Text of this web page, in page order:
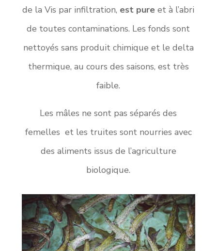
de la Vis par infiltration, est pureet à l’abri
de toutes contaminations. Les fonds sont
nettoyés sans produit chimique et le delta
thermique, au cours des saisons, est très
faible.
Les mâles ne sont pas séparés des
femelles et les truites sont nourries avec
des aliments issus de l’agriculture
biologique.